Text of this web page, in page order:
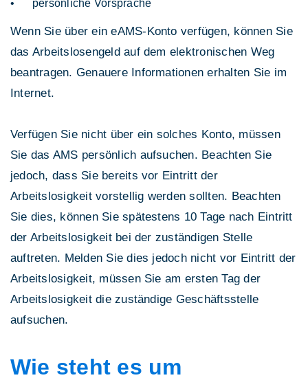
persönliche Vorsprache
Wenn Sie über ein eAMS-Konto verfügen, können Sie
das Arbeitslosengeld auf dem elektronischen Weg
beantragen. Genauere Informationen erhalten Sie im
Internet.
Verfügen Sie nicht über ein solches Konto, müssen
Sie das AMS persönlich aufsuchen. Beachten Sie
jedoch, dass Sie bereits vor Eintritt der
Arbeitslosigkeit vorstellig werden sollten. Beachten
Sie dies, können Sie spätestens 10 Tage nach Eintritt
der Arbeitslosigkeit bei der zuständigen Stelle
auftreten. Melden Sie dies jedoch nicht vor Eintritt der
Arbeitslosigkeit, müssen Sie am ersten Tag der
Arbeitslosigkeit die zuständige Geschäftsstelle
aufsuchen.
Wie steht es um